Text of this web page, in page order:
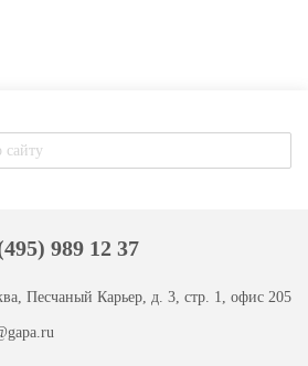
989 12 37
Песчаный Карьер, д. 3, стр. 1, офис 205